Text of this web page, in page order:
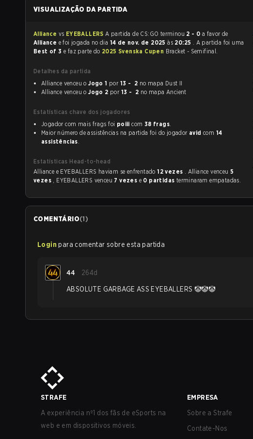
VISUALIZAÇÃO DA PARTIDA
Alliance vs EYEBALLERS A partida de CS:GO terminou 2 - 0 a favor de
Alliance
e foi jogada no dia 14 de nov. de 2025às 20:25 . A partida foi uma
Best of 3 e faz parte do 2025 Svenska Cupen Bracket - Semifinal.
Detalhes da partida
Alliance venceu oJogo 1 por 13 - 2 no mapa Dust II
Alliance venceu oJogo 2 por 13 - 2 no mapa Ancient
Estatísticas chave dos jogadores
Jogador com mais frags foi poiii com 38 frags.
Maior número de assistências na partida foi do jogador avid com 14
assistências.
Estatísticas Head-to-head
Alliance e EYEBALLERS haviam se enfrentado12 vezes . Alliance venceu 5
vezes , EYEBALLERS venceu 7 vezes e 0 partidas terminaram empatadas.
COMENTÁRIO(1)
Login para comentar sobre esta partida
44 264d
ABSOLUTE GARBAGE ASS EYEBALLERS 🤡🤡🤡
STRAFE
A experiência nº1 dos fãs de eSports na
web e em dispositivos móveis.
EMPRESA
Sobre a Strafe
Contate-Nos